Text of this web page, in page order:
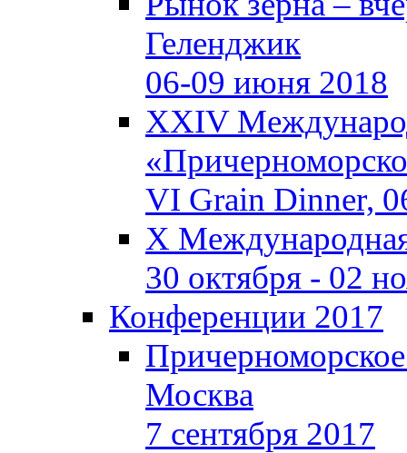
Геленджик
06-09 июня 2018
XXIV
VI Grain Dinner,
X
30 октября - 02
Конференции 2017
Москва
7 сентября 2017